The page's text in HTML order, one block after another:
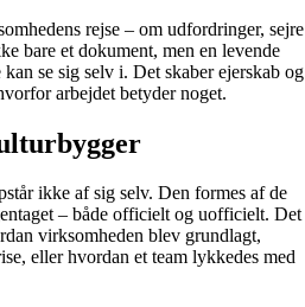
rejse – om udfordringer, sejre
bare et dokument, men en levende
se sig selv i. Det skaber ejerskab og
arbejdet betyder noget.
ikke af sig selv. Den formes af de
– både officielt og uofficielt. Det
virksomheden blev grundlagt,
eller hvordan et team lykkedes med